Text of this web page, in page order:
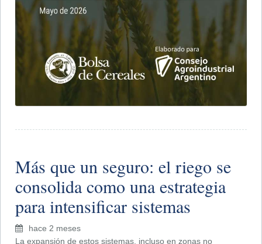
Más que un seguro: el riego se
consolida como una estrategia
para intensificar sistemas
hace 2 meses
La expansión de estos sistemas, incluso en zonas no